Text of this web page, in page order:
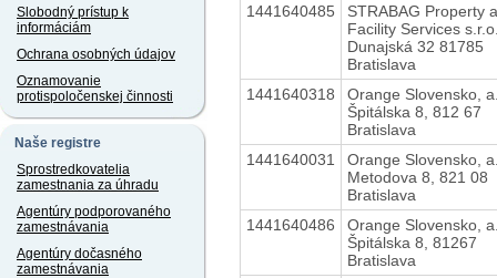
Slobodný prístup k
informáciám
Ochrana osobných údajov
Oznamovanie
protispoločenskej činnosti
Naše registre
Sprostredkovatelia
zamestnania za úhradu
Agentúry podporovaného
zamestnávania
Agentúry dočasného
zamestnávania
1441640485
STRABAG Property
Facility Services
Dunajská 32 81785
Bratislava
1441640318
Orange Slovensko,
Špitálska 8, 812 67
Bratislava
1441640031
Orange Slovensko,
Metodova 8, 821 08
Bratislava
1441640486
Orange Slovensko,
Špitálska 8, 81267
Bratislava